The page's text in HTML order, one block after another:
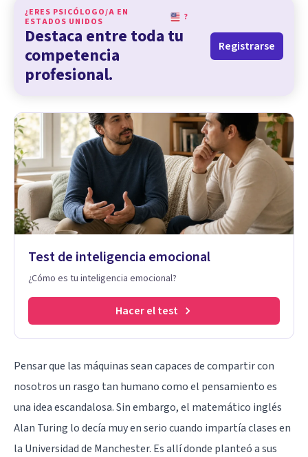
¿ERES PSICÓLOGO/A EN
ESTADOS UNIDOS
?
Destaca entre toda tu
competencia
profesional.
Registrarse
Test de inteligencia emocional
¿Cómo es tu inteligencia emocional?
Hacer el test
Pensar que las máquinas sean capaces de compartir con
nosotros un rasgo tan humano como el pensamiento es
una idea escandalosa. Sin embargo, el matemático inglés
Alan Turing lo decía muy en serio cuando impartía clases en
la Universidad de Manchester. Es allí donde planteó a sus